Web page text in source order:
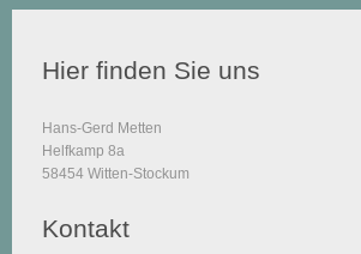
Hier finden Sie uns
Hans-Gerd Metten
Helfkamp 8a
58454 Witten-Stockum
Kontakt